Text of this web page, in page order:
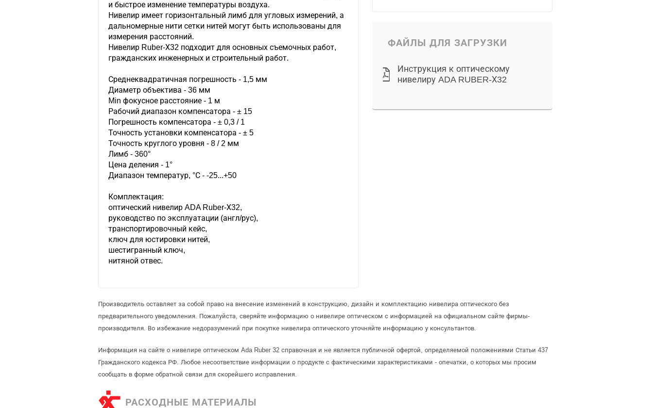
ФАЙЛЫ ДЛЯ ЗАГРУЗКИ
Инструкция к оптическому
нивелиру ADA RUBER-Х32
и быстрое изменение температуры воздуха.
Нивелир имеет горизонтальный лимб для угловых измерений, а
дальномерные нити сетки нитей могут быть использованы для
измерения расстояний.
Нивелир Ruber-Х32 подходит для основных съемочных работ,
гражданских инженерных и строительный работ.
Среднеквадратичная погрешность - 1,5 мм
Диаметр объектива - 36 мм
Min фокусное расстояние - 1 м
Рабочий диапазон компенсатора - ± 15
Погрешность компенсатора - ± 0,3 / 1
Точность установки компенсатора - ± 5
Точность круглого уровня - 8 / 2 мм
Лимб - 360°
Цена деления - 1°
Диапазон температур, °С - -25...+50
Комплектация:
оптический нивелир ADA Ruber-Х32,
руководство по эксплуатации (англ/рус),
транспортировочный кейс,
ключ для юстировки нитей,
шестигранный ключ,
нитяной отвес.
Производитель оставляет за собой право на внесение изменений в конструкцию, дизайн и комплектацию нивелира оптического без
предварительного уведомления. Пожалуйста, сверяйте информацию о нивелире оптическом с информацией на официальном сайте фирмы-
производителя. Во избежание недоразумений при покупке нивелира оптического уточняйте информацию у консультантов.
Информация на сайте о нивелире оптическом Ada Ruber 32 справочная и не является публичной офертой, определяемой положениями Статьи 437
Гражданского кодекса РФ. Любое несоответствие информации о продукте с фактическими характеристиками - опечатки, о которых мы просим
сообщать в форме обратной связи для скорейшего исправления.
РАСХОДНЫЕ МАТЕРИАЛЫ